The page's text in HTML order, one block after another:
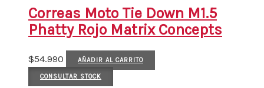
Correas Moto Tie Down M1.5
Phatty Rojo Matrix Concepts
$54.990 AÑADIR AL CARRITO
CONSULTAR STOCK